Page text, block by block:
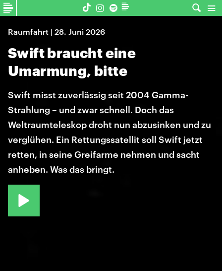
Raumfahrt | 28. Juni 2026
Swift braucht eine
Umarmung, bitte
Swift misst zuverlässig seit 2004 Gamma-
Strahlung – und zwar schnell. Doch das
Weltraumteleskop droht nun abzusinken und zu
verglühen. Ein Rettungssatellit soll Swift jetzt
retten, in seine Greifarme nehmen und sacht
anheben. Was das bringt.